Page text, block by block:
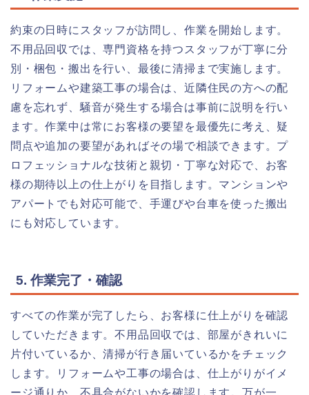
約束の日時にスタッフが訪問し、作業を開始します。
不用品回収では、専門資格を持つスタッフが丁寧に分
別・梱包・搬出を行い、最後に清掃まで実施します。
リフォームや建築工事の場合は、近隣住民の方への配
慮を忘れず、騒音が発生する場合は事前に説明を行い
ます。作業中は常にお客様の要望を最優先に考え、疑
問点や追加の要望があればその場で相談できます。プ
ロフェッショナルな技術と親切・丁寧な対応で、お客
様の期待以上の仕上がりを目指します。マンションや
アパートでも対応可能で、手運びや台車を使った搬出
にも対応しています。
5. 作業完了・確認
すべての作業が完了したら、お客様に仕上がりを確認
していただきます。不用品回収では、部屋がきれいに
片付いているか、清掃が行き届いているかをチェック
します。リフォームや工事の場合は、仕上がりがイメ
ージ通りか、不具合がないかを確認します。万が一、